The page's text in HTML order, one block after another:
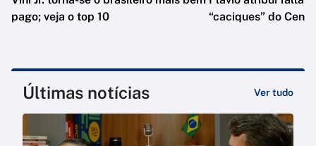
pago; veja o top 10
“caciques” do
Últimas notícias Ver tudo